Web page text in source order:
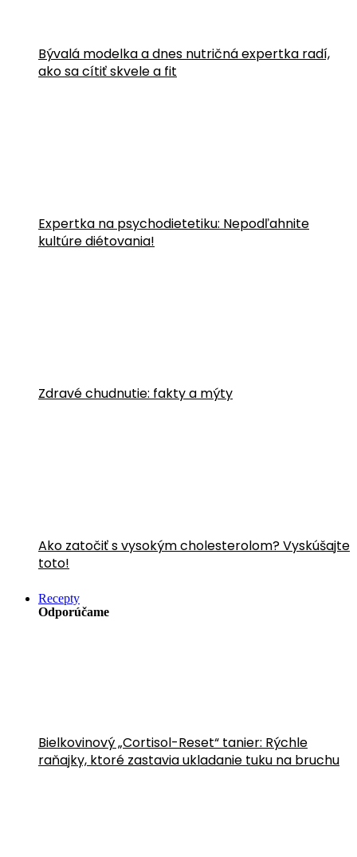
Bývalá modelka a dnes nutričná expertka radí,
ako sa cítiť skvele a fit
Expertka na psychodietetiku: Nepodľahnite
kultúre diétovania!
Zdravé chudnutie: fakty a mýty
Ako zatočiť s vysokým cholesterolom? Vyskúšajte
toto!
Recepty
Odporúčame
Bielkovinový „Cortisol-Reset“ tanier: Rýchle
raňajky, ktoré zastavia ukladanie tuku na bruchu